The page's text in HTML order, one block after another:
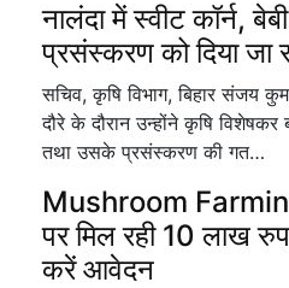
नालंदा में स्वीट कॉर्न,
प्रसंस्करण को दिया जा
सचिव, कृषि विभाग, बिहार संजय
दौरे के दौरान उन्होंने कृषि विशेषकर
तथा उसके प्रसंस्करण की गत…
Mushroom
पर मिल रही 10 लाख
करें आवेदन